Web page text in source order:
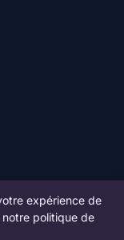
expérience de
politique de